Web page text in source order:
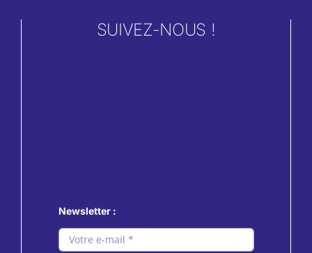
SUIVEZ-NOUS !
Newsletter :